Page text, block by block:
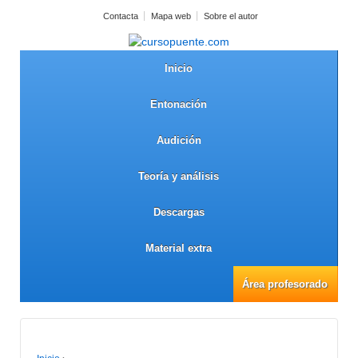
Contacta Mapa web Sobre el autor
Inicio
Entonación
Audición
Teoría y análisis
Descargas
Material extra
Área profesorado